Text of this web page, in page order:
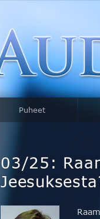
Puheet
03/25: